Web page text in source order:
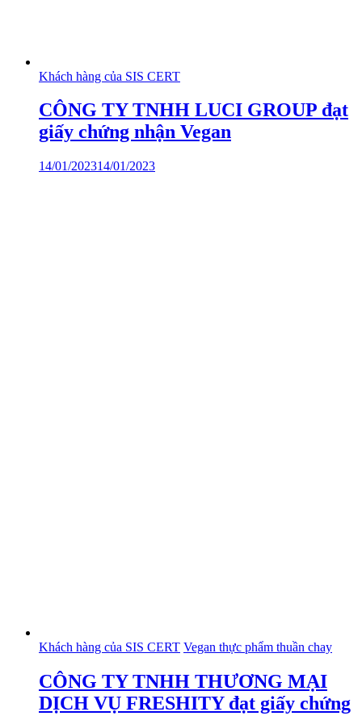
Khách hàng của SIS CERT
CÔNG TY TNHH LUCI GROUP đạt
giấy chứng nhận Vegan
14/01/202314/01/2023
Khách hàng của SIS CERT Vegan thực phẩm thuần chay
CÔNG TY TNHH THƯƠNG MẠI
DỊCH VỤ FRESHITY đạt giấy chứng